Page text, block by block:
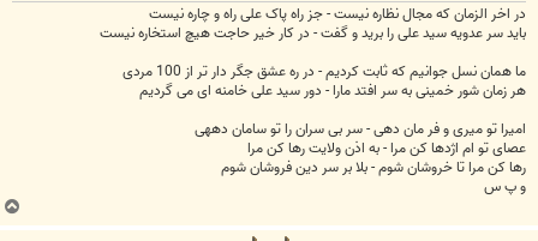
در اخر الزمان که مجال نظاره نیست - جز راه پاک علی راه و چاره نیست
باید سر عدویه سید علی را برید و گفت - در کار خیر حاجت هیچ استخاره نیست
ما همان نسل جوانیم که ثابت کردیم - در ره عشق جگر دار تر از 100 مردی
هر زمان شور خمینی به سر افتد مارا - دور سید علی خامنه ای می گردیم
امیرا تو میری و فر مان دهی - سر بی سران را تو سامان دههی
عصای تو ام اژدها کن مرا - به اذن ولایت رها کن مرا
رها کن مرا تا خروشان شوم - بلا بر سر دین فروشان شوم
و پ س
ب
ا